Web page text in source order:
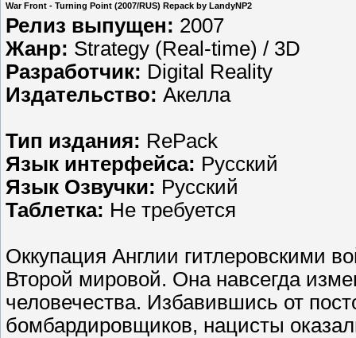
War Front - Turning Point (2007/RUS) Repack by LandyNP2
Релиз выпущен: 2007
Жанр: Strategy (Real-time) / 3D
Разработчик: Digital Reality
Издательство: Акелла
Тип издания: RePack
Язык интерфейса: Русский
Язык Озвучки: Русский
Таблетка: Не требуется
Оккупация Англии гитлеровскими
Второй мировой. Она навсегда
человечества. Избавившись от
бомбардировщиков, нацисты